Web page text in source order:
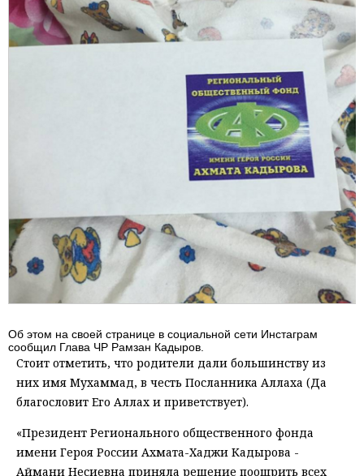
Об этом на своей странице в социальной сети Инстаграм
сообщил Глава ЧР Рамзан Кадыров.
Стоит отметить, что родители дали большинству из
них имя Мухаммад, в честь Посланника Аллаха (Да
благословит Его Аллах и приветствует).
«Президент Регионального общественного фонда
имени Героя России Ахмата-Хаджи Кадырова -
Аймани Несиевна приняла решение поощрить всех